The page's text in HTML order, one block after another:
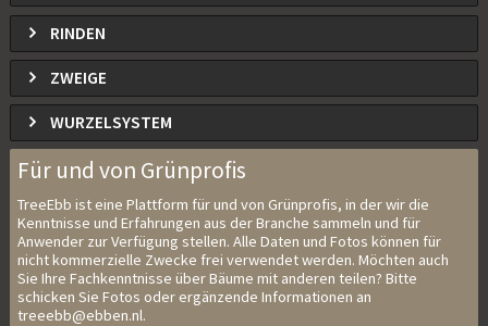
RINDEN
ZWEIGE
WURZELSYSTEM
Für und von Grünprofis
TreeEbb ist eine Plattform für und von Grünprofis, in der wir die
Kenntnisse und Erfahrungen aus der Branche sammeln und für
Anwender zur Verfügung stellen. Alle Daten und Fotos können für
nicht kommerzielle Zwecke frei verwendet werden. Möchten auch
Sie Ihre Fachkenntnisse über Bäume mit anderen teilen? Bitte
schicken Sie Fotos oder ergänzende Informationen an
treeebb@ebben.nl.